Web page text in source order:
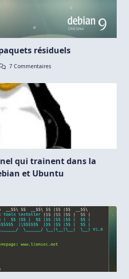
résiduels
7 CommentairesSur
Les
Paquets
Résiduels
qui trainent dans la
et Ubuntu